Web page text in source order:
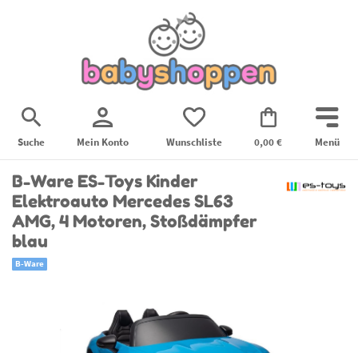
Suche Mein Konto Wunschliste 0,00 € Menü
B-Ware ES-Toys Kinder
Elektroauto Mercedes SL63
AMG, 4 Motoren, Stoßdämpfer
blau
B-Ware